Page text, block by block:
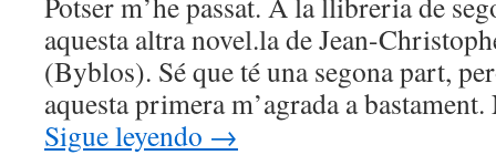
aquesta altra novel.la de Jean-
(Byblos). Sé que té una segona part,
aquesta primera m’agrada a
Sigue leyendo →